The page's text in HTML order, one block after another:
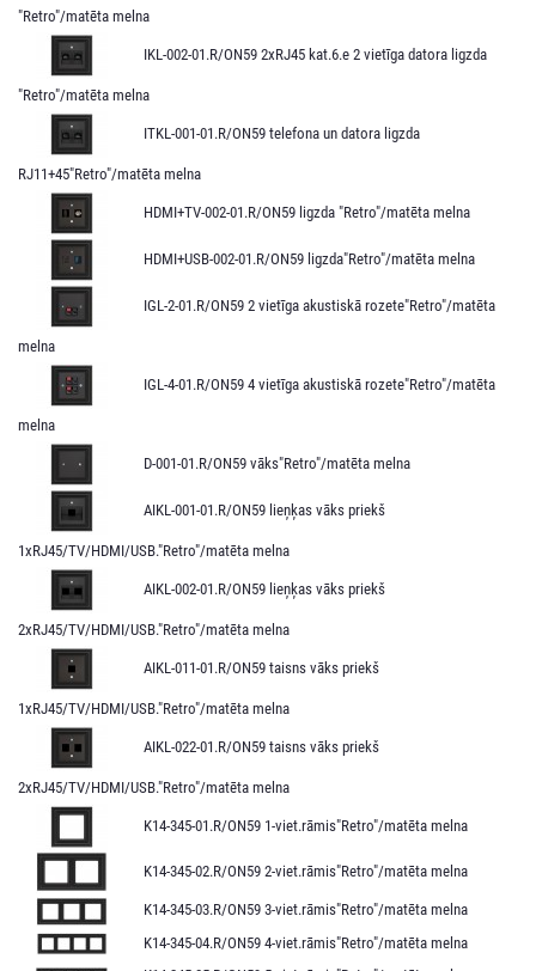
"Retro"/matēta melna
IKL-002-01.R/ON59 2xRJ45 kat.6.e 2 vietīga datora ligzda
"Retro"/matēta melna
ITKL-001-01.R/ON59 telefona un datora ligzda
RJ11+45"Retro"/matēta melna
HDMI+TV-002-01.R/ON59 ligzda "Retro"/matēta melna
HDMI+USB-002-01.R/ON59 ligzda"Retro"/matēta melna
IGL-2-01.R/ON59 2 vietīga akustiskā rozete"Retro"/matēta
melna
IGL-4-01.R/ON59 4 vietīga akustiskā rozete"Retro"/matēta
melna
D-001-01.R/ON59 vāks"Retro"/matēta melna
AIKL-001-01.R/ON59 lieņķas vāks priekš
1xRJ45/TV/HDMI/USB."Retro"/matēta melna
AIKL-002-01.R/ON59 lieņķas vāks priekš
2xRJ45/TV/HDMI/USB."Retro"/matēta melna
AIKL-011-01.R/ON59 taisns vāks priekš
1xRJ45/TV/HDMI/USB."Retro"/matēta melna
AIKL-022-01.R/ON59 taisns vāks priekš
2xRJ45/TV/HDMI/USB."Retro"/matēta melna
K14-345-01.R/ON59 1-viet.rāmis"Retro"/matēta melna
K14-345-02.R/ON59 2-viet.rāmis"Retro"/matēta melna
K14-345-03.R/ON59 3-viet.rāmis"Retro"/matēta melna
K14-345-04.R/ON59 4-viet.rāmis"Retro"/matēta melna